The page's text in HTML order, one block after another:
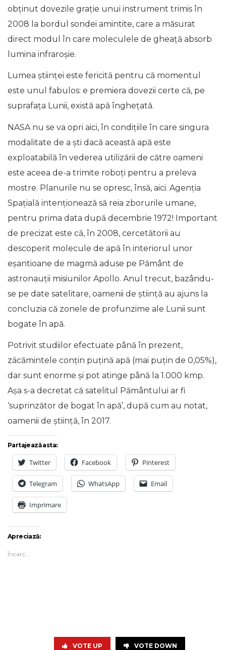
obţinut dovezile graţie unui instrument trimis în
2008 la bordul sondei amintite, care a măsurat
direct modul în care moleculele de gheaţă absorb
lumina infraroşie.
Lumea științei este fericită pentru că momentul
este unul fabulos: e premiera dovezii certe că, pe
suprafața Lunii, există apă înghețată.
NASA nu se va opri aici, în condițiile în care singura
modalitate de a şti dacă această apă este
exploatabilă în vederea utilizării de către oameni
este aceea de-a trimite roboţi pentru a preleva
mostre. Planurile nu se opresc, însă, aici. Agenția
Spațială intenționează să reia zborurile umane,
pentru prima data după decembrie 1972! Important
de precizat este că, în 2008, cercetătorii au
descoperit molecule de apă în interiorul unor
eşantioane de magmă aduse pe Pământ de
astronauţii misiunilor Apollo. Anul trecut, bazându-
se pe date satelitare, oamenii de ştiinţă au ajuns la
concluzia că zonele de profunzime ale Lunii sunt
bogate în apă.
Potrivit studiilor efectuate până în prezent,
zăcămintele conţin puţină apă (mai puţin de 0,05%),
dar sunt enorme și pot atinge până la 1.000 kmp.
Aşa s-a decretat că satelitul Pământului ar fi
‘suprinzător de bogat în apă’, după cum au notat,
oamenii de știință, în 2017.
Partajează asta:
Twitter Facebook Pinterest
Telegram WhatsApp Email
Imprimare
Apreciază:
Încarc...
VOTE UP VOTE DOWN